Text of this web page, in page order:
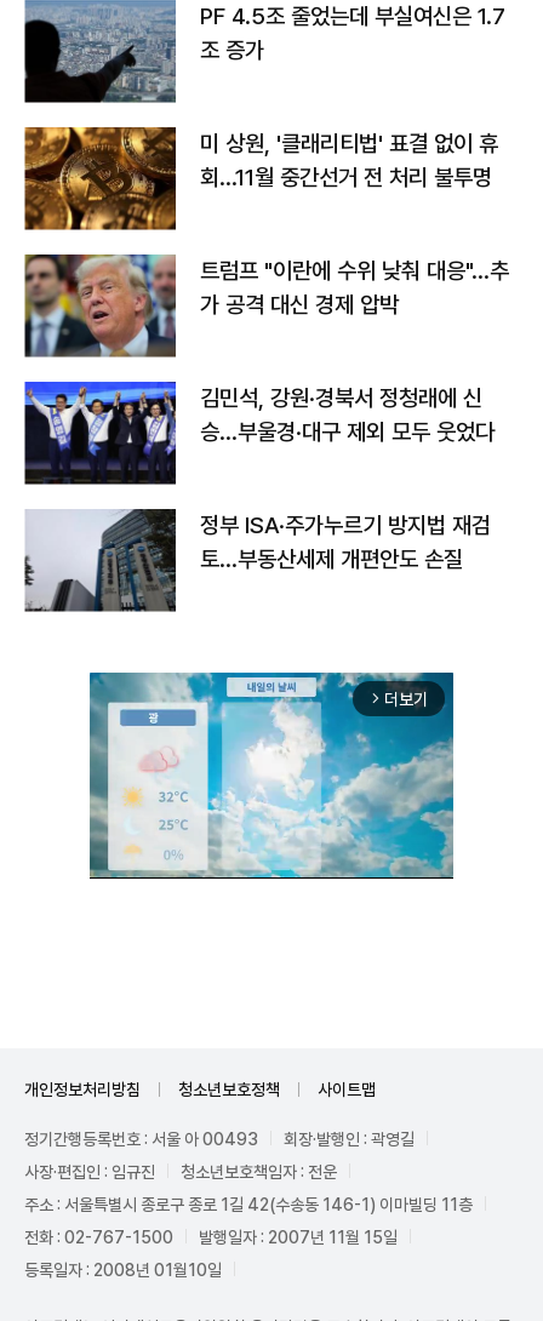
PF 4.5조 줄었는데 부실여신은 1.7
조 증가
미 상원, '클래리티법' 표결 없이 휴
회…11월 중간선거 전 처리 불투명
트럼프 "이란에 수위 낮춰 대응"…추
가 공격 대신 경제 압박
김민석, 강원·경북서 정청래에 신
승…부울경·대구 제외 모두 웃었다
정부 ISA·주가누르기 방지법 재검
토…부동산세제 개편안도 손질
arrow_forward_ios 더보기
개인정보처리방침 청소년보호정책 사이트맵
정기간행등록번호 : 서울 아 00493
회장·발행인 : 곽영길
사장·편집인 : 임규진
청소년보호책임자 : 전운
주소 : 서울특별시 종로구 종로 1길 42(수송동 146-1) 이마빌딩 11층
전화 : 02-767-1500
발행일자 : 2007년 11월 15일
등록일자 : 2008년 01월10일